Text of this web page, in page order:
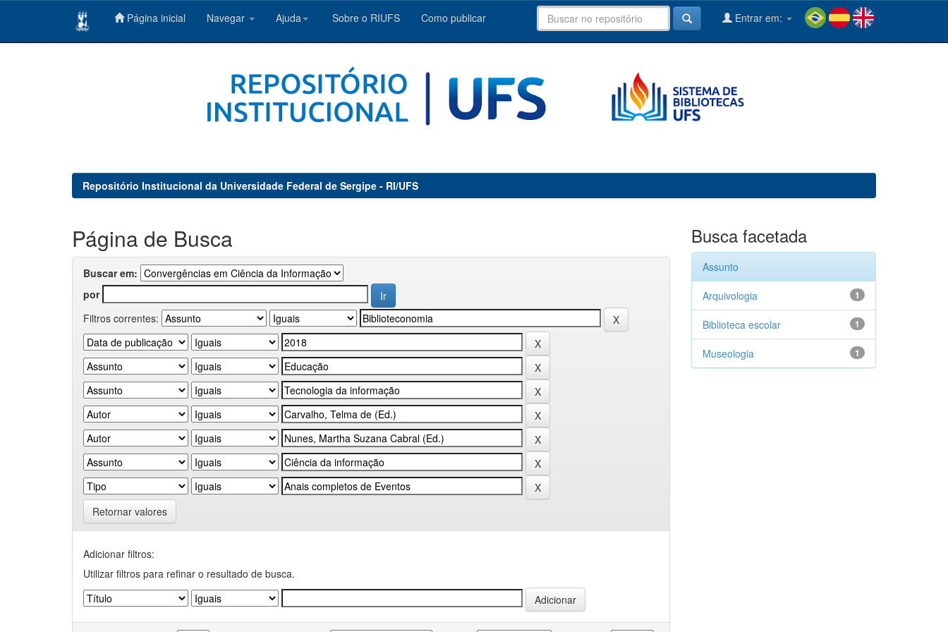
Página inicial Navegar Ajuda Sobre o RIUFS Como publicar Entrar em:
Repositório Institucional da Universidade Federal de Sergipe - RI/UFS
Página de Busca
Buscar em:
por
Filtros correntes:
Retornar valores
Adicionar filtros:
Utilizar filtros para refinar o resultado de busca.
Busca facetada
Assunto
1
Arquivologia
1
Biblioteca escolar
1
Museologia